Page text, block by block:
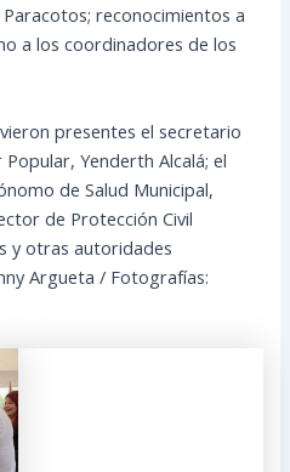
reconocimientos a
a los coordinadores de los
presentes el secretario
Yenderth Alcalá; el
de Salud Municipal,
de Protección Civil
y otras autoridades
Argueta / Fotografías: